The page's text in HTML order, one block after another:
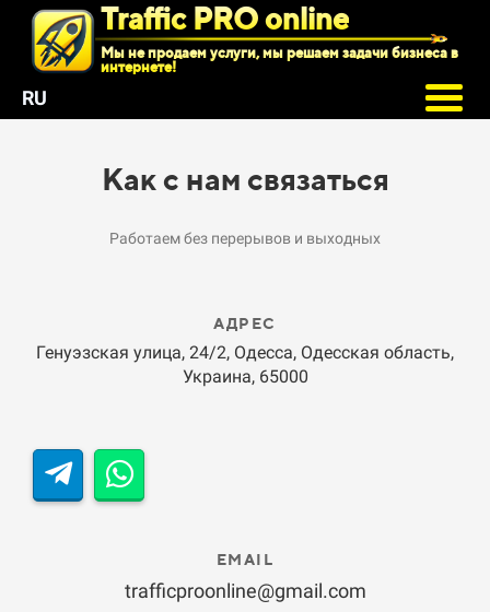
Traffic PRO online
Мы не продаем услуги, мы решаем задачи бизнеса в
интернете!
RU
Как с нам связаться
Работаем без перерывов и выходных
АДРЕС
Генуэзская улица, 24/2, Одесса, Одесская область,
Украина, 65000
EMAIL
trafficproonline@gmail.com